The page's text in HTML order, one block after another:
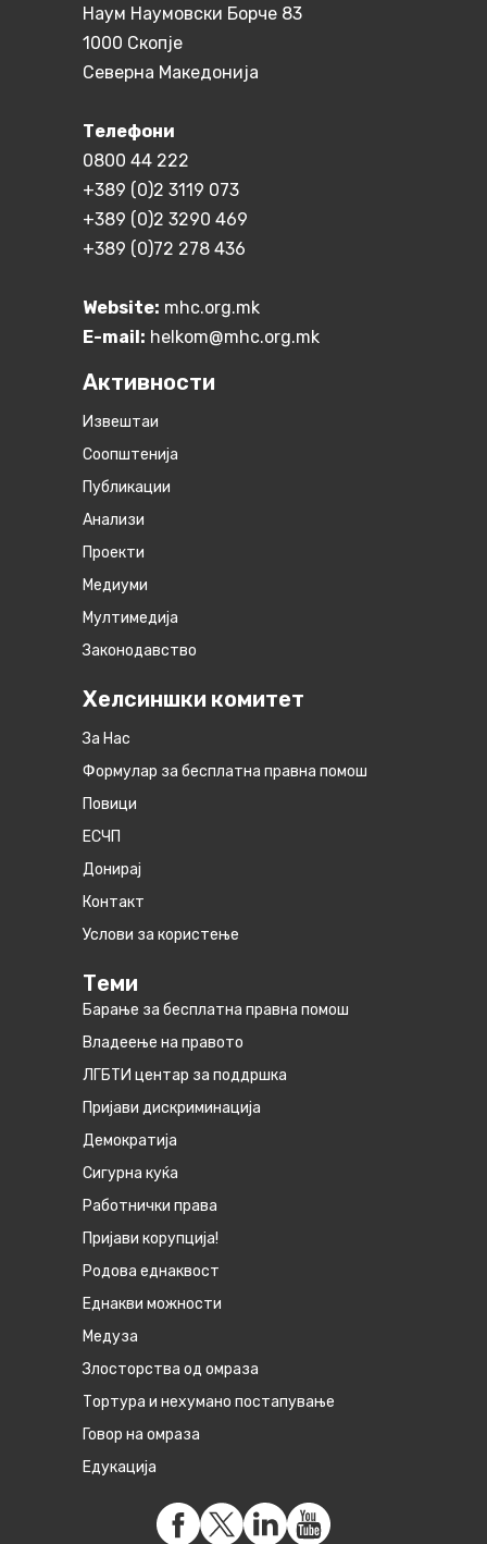
Наум Наумовски Борче 83
1000 Скопје
Северна Македонија
Телефони
0800 44 222
+389 (0)2 3119 073
+389 (0)2 3290 469
+389 (0)72 278 436
Website: mhc.org.mk
E-mail: helkom@mhc.org.mk
Активности
Извештаи
Соопштенија
Публикации
Анализи
Проекти
Медиуми
Мултимедија
Законодавство
Хелсиншки комитет
За Нас
Формулар за бесплатна правна помош
Повици
ЕСЧП
Донирај
Контакт
Услови за користење
Теми
Барање за бесплатна правна помош
Владеење на правото
ЛГБТИ центар за поддршка
Пријави дискриминација
Демократија
Сигурна куќа
Работнички права
Пријави корупција!
Родова еднаквост
Eднакви можности
Медуза
Злосторства од омраза
Тортура и нехумано постапување
Говор на омраза
Едукација